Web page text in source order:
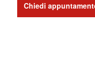
Chiedi